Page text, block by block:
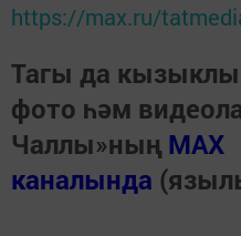
https://max.ru/
Тагы да
фото һәм
Чаллы»ның MAX
каналында